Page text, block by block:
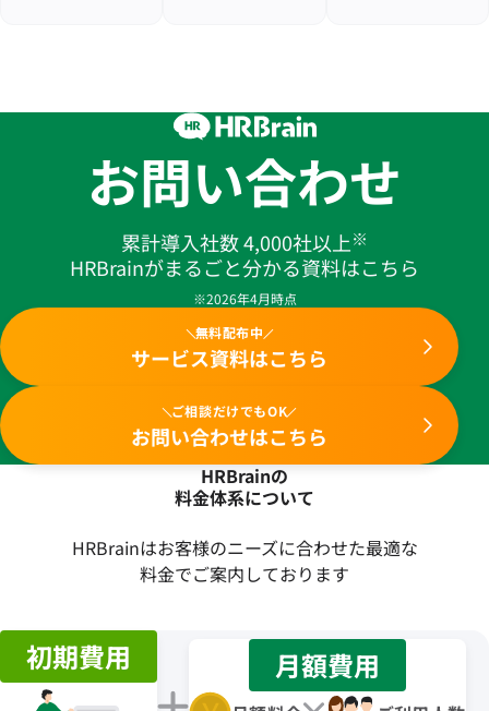
お問い合わせ
累計導入社数 4,000社以上※
HRBrainがまるごと分かる資料はこちら
※2026年4月時点
無料配布中
サービス資料はこちら
ご相談だけでもOK
お問い合わせはこちら
HRBrainの
料金体系について
HRBrainはお客様のニーズに合わせた最適な
料金でご案内しております
初期費用 月額費用